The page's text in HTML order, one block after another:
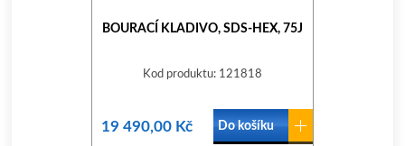
BOURACÍ KLADIVO, SDS-HEX, 75J
Kod produktu: 121818
19 490,00 Kč Do košíku